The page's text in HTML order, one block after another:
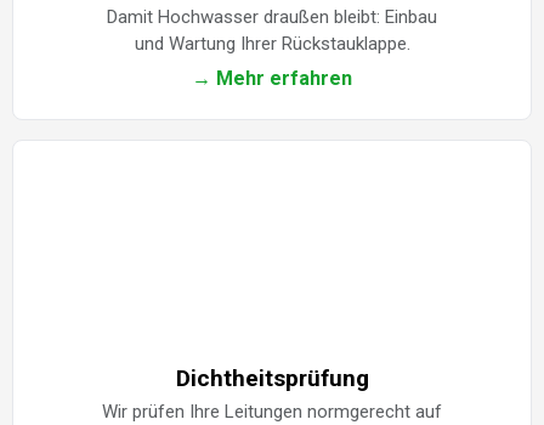
Damit Hochwasser draußen bleibt: Einbau
und Wartung Ihrer Rückstauklappe.
→ Mehr erfahren
Dichtheitsprüfung
Wir prüfen Ihre Leitungen normgerecht auf